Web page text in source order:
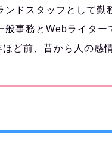
ンドスタッフとして勤
般事務とWebライター
ど前、昔から人の感